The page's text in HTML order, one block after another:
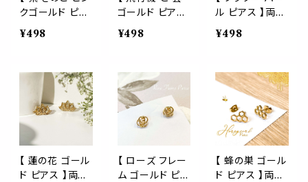
ー 両耳用 ファッ
ゼント ギフト ご
勤 旅行 パーテ
ィー イベント デ
ート ディナー シ
ンプル おしゃれ
の実 ご褒美 自
通学 通勤 旅行
ナー シンプル お
しゃれ かわいい
クゴールド ピア
ス 】両耳用 キノ
コ 太陽 パープ
モチーフ シリコ
ンキャッチ アク
セサリー ジュエ
リー ファッション
小物 プレゼント
ギフト ご褒美 自
分用 普段使い
通学 通勤 旅行
¥498
ゴールド ピアス
】4個セット アシ
ンメトリー 空 旅
ーフ シリコンキ
ャッチ アクセサ
リー ジュエリー
ファッション 小
物 プレゼント ギ
用 普段使い 通
学 通勤 旅行 パ
¥498
ル ピアス 】両耳
用 ピンクゴール
ド 桜 春 花 真珠
ンキャッチ 華奢
小ぶり アクセサ
リー ジュエリー
ファッション 小
物 プレゼント ギ
フト ご褒美 自分
用 普段使い 通
学 通勤 旅行 パ
¥498
【 蓮の花 ゴール
ド ピアス 】両耳
【 ローズ フレー
ム ゴールド ピア
【 蜂の巣 ゴール
ド ピアス 】両耳